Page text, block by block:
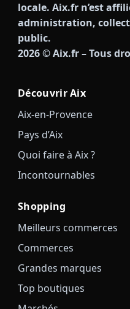
locale. Aix.fr n’est
administration,
public.
2026© Aix.fr – Tous
Découvrir Aix
Aix-en-Provence
Pays d’Aix
Quoi faire à Aix ?
Incontournables
Shopping
Meilleurs commerces
Commerces
Grandes marques
Top boutiques